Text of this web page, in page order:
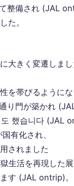
整備され (JAL
た。
大きく変遷しま
を帯びるように
り門が築かれ
도 했습니다 (JAL
有化され、
されました
生活を再現した
す (JAL ontrip)。